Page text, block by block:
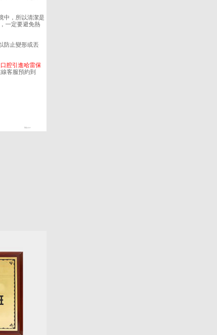
中，所以清潔是
一定要避免熱
防止變形或丟
腔引進哈雷保
客服預約到
More+